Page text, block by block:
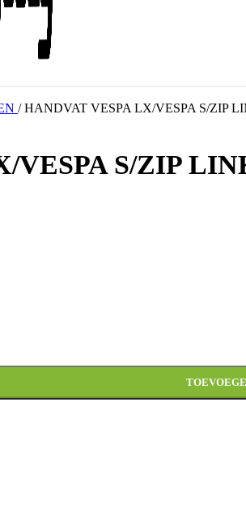
/ HANDVAT VESPA LX/VESPA S/ZIP
VESPA S/ZIP
aantal